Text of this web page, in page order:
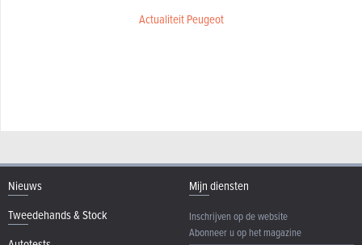
Actualiteit Peugeot
Nieuws
Tweedehands & Stock
Mijn diensten
Inschrijven op de website
Abonneer u op het magazine